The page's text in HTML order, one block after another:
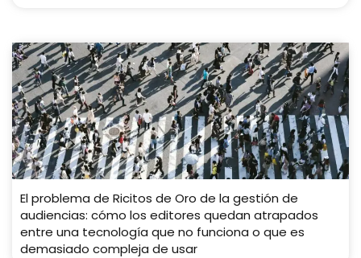
El problema de Ricitos de Oro de la gestión de
audiencias: cómo los editores quedan atrapados
entre una tecnología que no funciona o que es
demasiado compleja de usar